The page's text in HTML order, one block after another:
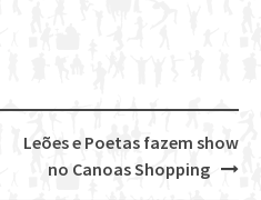
Leões e Poetas fazem show
no Canoas Shopping